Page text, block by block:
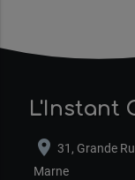
L'Instant
location_on 31, Grande
Marne